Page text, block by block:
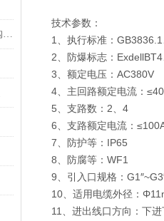
网络机盒什么牌子好 网络机盒选购技巧析读
技术参数：
1、执行标准：
2、防爆标志：
3、额定电压：AC380V
4、主回路额定电流：
5、支路数：2、4
6、支路额定电流：
7、防护等：IP65
8、防腐等：WF1
9、引入口规格：
10、适用电缆外径：
11、进出线口方向：下